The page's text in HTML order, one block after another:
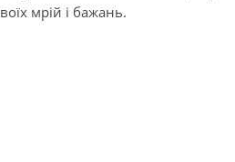
мрій і бажань.